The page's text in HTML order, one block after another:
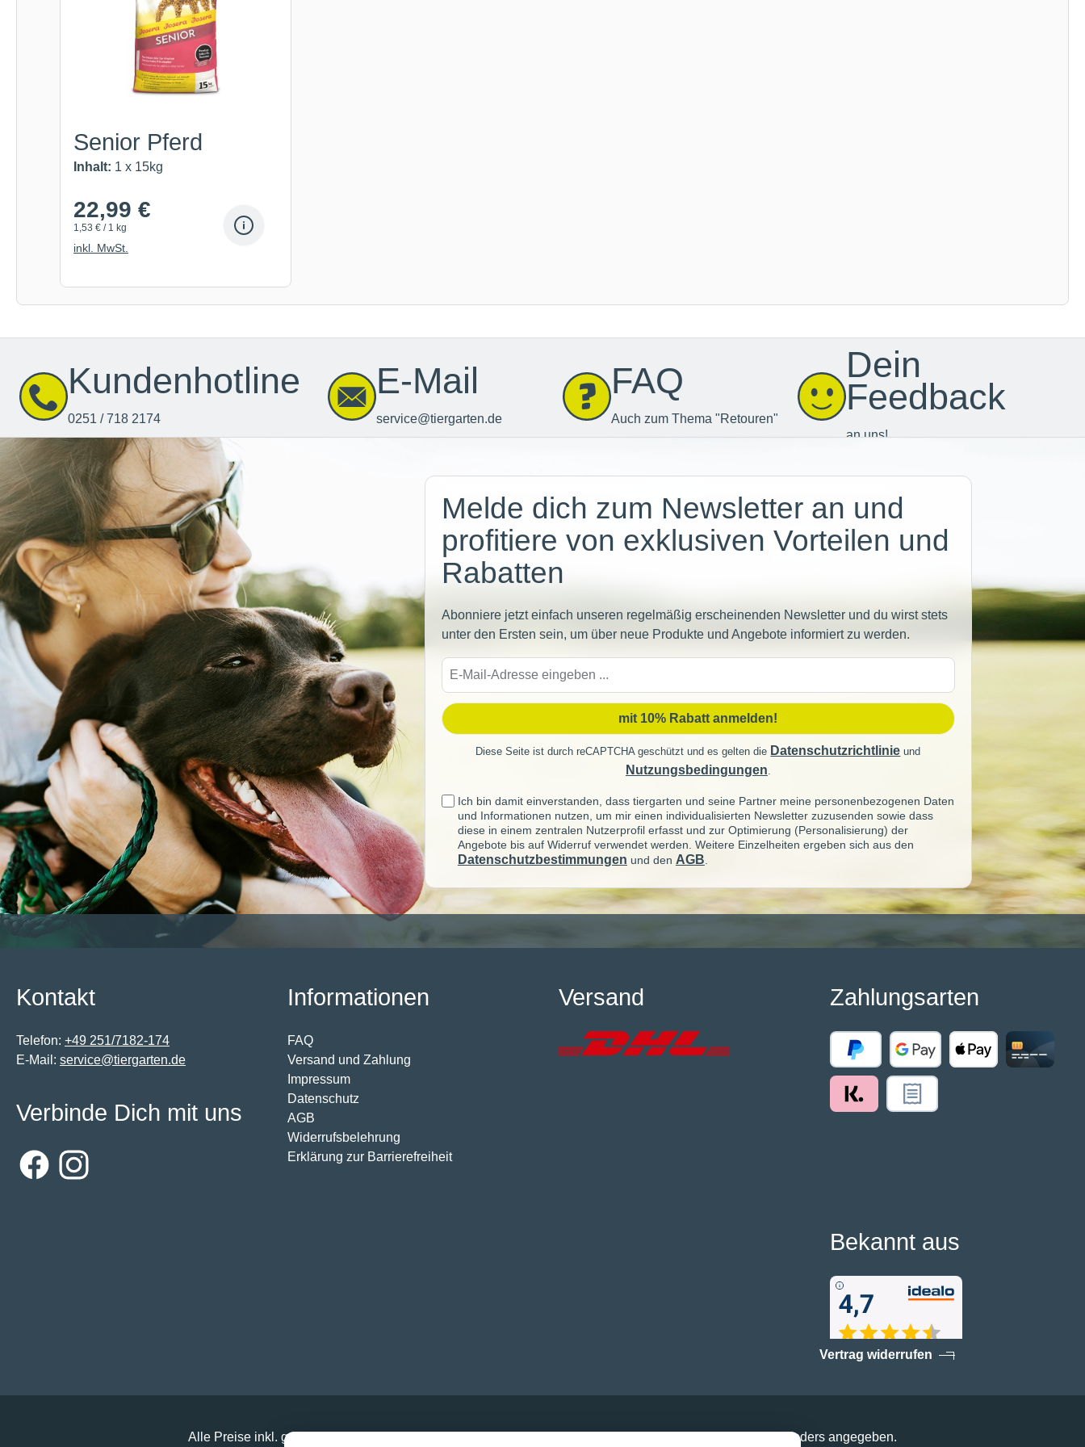
Senior Pferd
Inhalt: 1 x 15kg
22,99 €
1,53 € / 1 kg
inkl. MwSt.
Kundenhotline
0251 / 718 2174
E-Mail
service@tiergarten.de
FAQ
Auch zum Thema "Retouren"
Dein
Feedback
an uns!
Melde dich zum Newsletter an und
profitiere von exklusiven Vorteilen und
Rabatten
Abonniere jetzt einfach unseren regelmäßig erscheinenden Newsletter und du wirst stets
unter den Ersten sein, um über neue Produkte und Angebote informiert zu werden.
Adresse
mit 10% Rabatt anmelden!
Diese Seite ist durch reCAPTCHA geschützt und es gelten die Datenschutzrichtlinie und
Nutzungsbedingungen.
Ich bin damit einverstanden, dass tiergarten und seine Partner meine personenbezogenen Daten
und Informationen nutzen, um mir einen individualisierten Newsletter zuzusenden sowie dass
diese in einem zentralen Nutzerprofil erfasst und zur Optimierung (Personalisierung) der
Angebote bis auf Widerruf verwendet werden. Weitere Einzelheiten ergeben sich aus den
Datenschutzbestimmungen und den AGB.
Kontakt
Telefon: +49 251/7182-174
E-Mail: service@tiergarten.de
Informationen
FAQ
Versand und Zahlung
Impressum
Datenschutz
AGB
Widerrufsbelehrung
Erklärung zur Barrierefreiheit
Versand Zahlungsarten
Verbinde Dich mit uns
FacebookInstagram
Bekannt aus
Vertrag widerrufen
Alle Preise inkl. gesetzl. Mehrwertsteuer zzgl. und ggf. Nachnahmegebühren, wenn nicht anders angegeben.